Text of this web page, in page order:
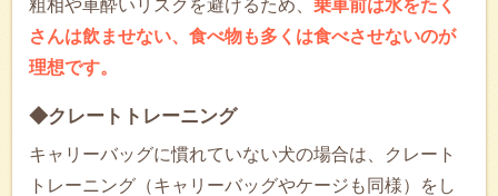
粗相や車酔いリスクを避けるため、 乗車前は水をたく
さんは飲ませない、食べ物も多くは食べさせないのが
理想です。
◆クレートトレーニング
キャリーバッグに慣れていない犬の場合は、クレート
トレーニング（キャリーバッグやケージも同様）をし